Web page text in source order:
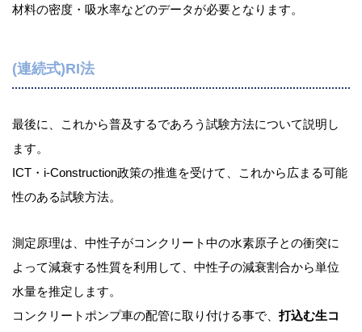
材料の密度・吸水率などのデータが必要となります。
(連続式)RI法
最後に、これから普及するであろう試験方法について説明し
ます。
ICT・i-Construction政策の推進を受けて、これから広まる可能
性のある試験方法。
測定原理は、中性子がコンクリート中の水素原子との衝突に
よって減衰する性質を利用して、中性子の減衰割合から単位
水量を推定します。
コンクリートポンプ車の配管に取り付ける事で、打込む生コ